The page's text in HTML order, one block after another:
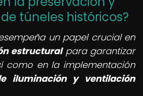
túneles históricos?
un papel crucial en
estructuralpara garantizar
como en la implementación
iluminación y ventilación